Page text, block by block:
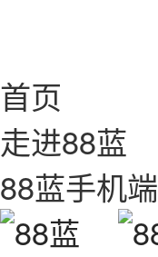
首页
走进88蓝
88蓝手机端